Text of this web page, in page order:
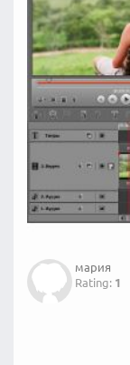
мария
Rating: 1